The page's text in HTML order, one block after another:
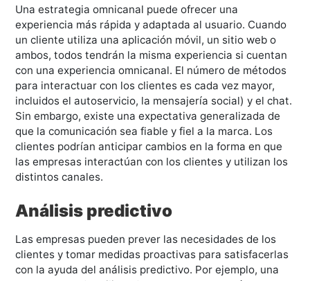
Una estrategia omnicanal puede ofrecer una
experiencia más rápida y adaptada al usuario. Cuando
un cliente utiliza una aplicación móvil, un sitio web o
ambos, todos tendrán la misma experiencia si cuentan
con una experiencia omnicanal. El número de métodos
para interactuar con los clientes es cada vez mayor,
incluidos el autoservicio, la mensajería social) y el chat.
Sin embargo, existe una expectativa generalizada de
que la comunicación sea fiable y fiel a la marca. Los
clientes podrían anticipar cambios en la forma en que
las empresas interactúan con los clientes y utilizan los
distintos canales.
Análisis predictivo
Las empresas pueden prever las necesidades de los
clientes y tomar medidas proactivas para satisfacerlas
con la ayuda del análisis predictivo. Por ejemplo, una